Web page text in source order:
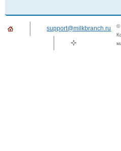
support@milkbranch.ru ©